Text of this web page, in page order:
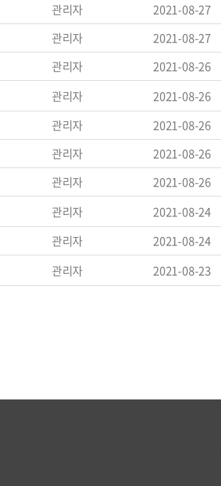
관리자 2021-08-27
관리자 2021-08-27
관리자 2021-08-26
관리자 2021-08-26
관리자 2021-08-26
관리자 2021-08-26
관리자 2021-08-26
관리자 2021-08-24
관리자 2021-08-24
관리자 2021-08-23